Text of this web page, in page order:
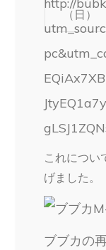
（日）
http://
これについ
げました。
ブブカの